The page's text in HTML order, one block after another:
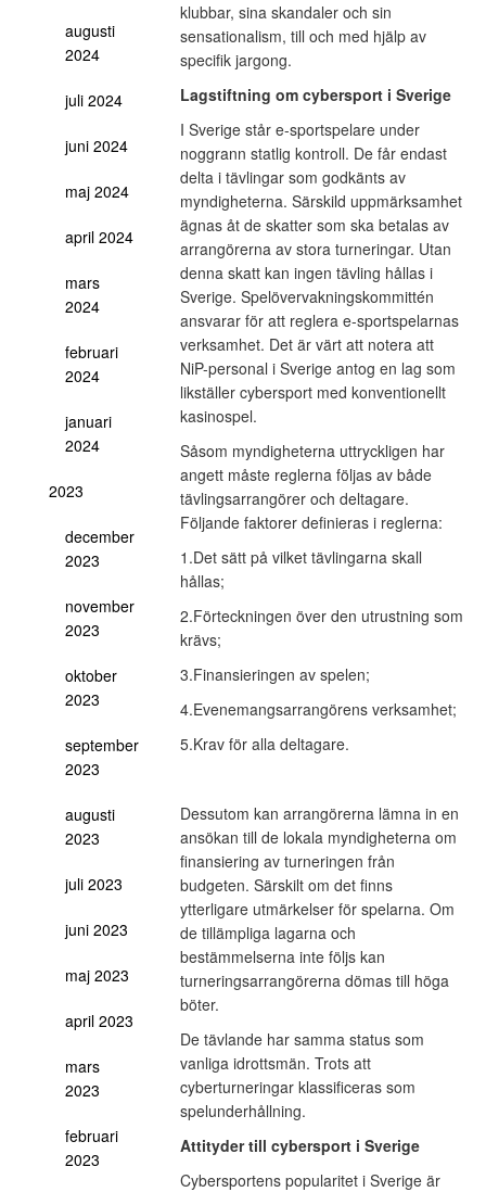
augusti
2024
juli 2024
juni 2024
maj 2024
april 2024
mars
2024
februari
2024
januari
2024
2023
december
2023
november
2023
oktober
2023
september
2023
augusti
2023
juli 2023
juni 2023
maj 2023
april 2023
mars
2023
februari
2023
klubbar, sina skandaler och sin
sensationalism, till och med hjälp av
specifik jargong.
Lagstiftning om cybersport i Sverige
I Sverige står e-sportspelare under
noggrann statlig kontroll. De får endast
delta i tävlingar som godkänts av
myndigheterna. Särskild uppmärksamhet
ägnas åt de skatter som ska betalas av
arrangörerna av stora turneringar. Utan
denna skatt kan ingen tävling hållas i
Sverige. Spelövervakningskommittén
ansvarar för att reglera e-sportspelarnas
verksamhet. Det är värt att notera att
NiP-personal i Sverige antog en lag som
likställer cybersport med konventionellt
kasinospel.
Såsom myndigheterna uttryckligen har
angett måste reglerna följas av både
tävlingsarrangörer och deltagare.
Följande faktorer definieras i reglerna:
1.Det sätt på vilket tävlingarna skall
hållas;
2.Förteckningen över den utrustning som
krävs;
3.Finansieringen av spelen;
4.Evenemangsarrangörens verksamhet;
5.Krav för alla deltagare.
Dessutom kan arrangörerna lämna in en
ansökan till de lokala myndigheterna om
finansiering av turneringen från
budgeten. Särskilt om det finns
ytterligare utmärkelser för spelarna. Om
de tillämpliga lagarna och
bestämmelserna inte följs kan
turneringsarrangörerna dömas till höga
böter.
De tävlande har samma status som
vanliga idrottsmän. Trots att
cyberturneringar klassificeras som
spelunderhållning.
Attityder till cybersport i Sverige
Cybersportens popularitet i Sverige är